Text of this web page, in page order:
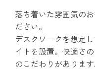
落ち着いた雰囲気の
ださい。
デスクワークを想定
イトを設置。快適さ
のこだわりがあります